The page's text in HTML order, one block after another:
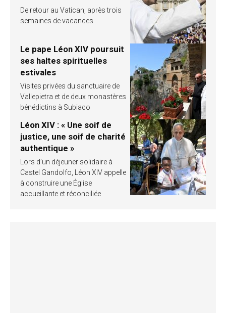
De retour au Vatican, après trois
semaines de vacances
Le pape Léon XIV poursuit
ses haltes spirituelles
estivales
Visites privées du sanctuaire de
Vallepietra et de deux monastères
bénédictins à Subiaco
Léon XIV : « Une soif de
justice, une soif de charité
authentique »
Lors d’un déjeuner solidaire à
Castel Gandolfo, Léon XIV appelle
à construire une Église
accueillante et réconciliée